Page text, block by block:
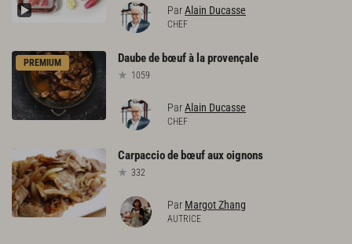
ParAlain Ducasse
CHEF
PREMIUM Daubede bœufà laprovençale
1059
ParAlain Ducasse
CHEF
Carpacciode bœufauxoignons
332
Par Margot Zhang
AUTRICE